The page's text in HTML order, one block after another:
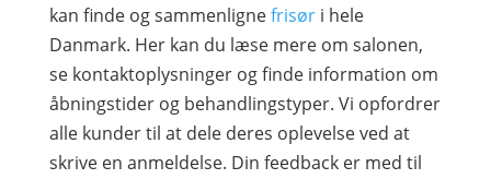
kan finde og sammenlignefrisøri hele
Danmark. Her kan du læse mere om salonen,
se kontaktoplysninger og finde information om
åbningstider og behandlingstyper. Vi opfordrer
alle kunder til at dele deres oplevelse ved at
skrive en anmeldelse. Din feedback er med til